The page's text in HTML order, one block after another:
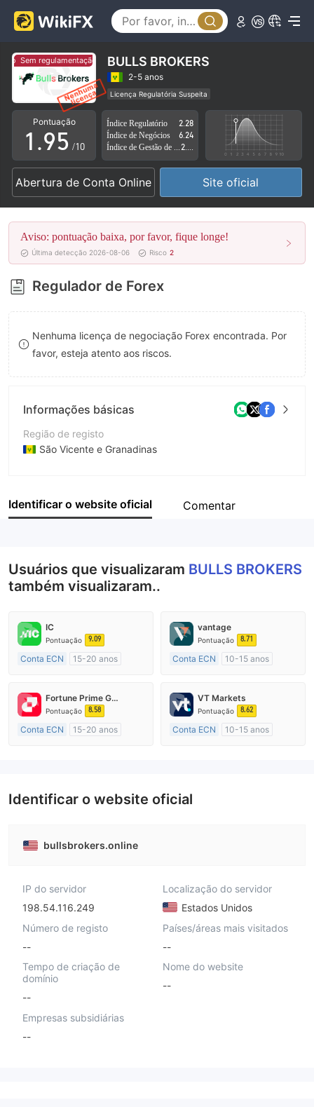
Sem regulamentação Sem regulamentação
BULLS BROKERS
2-5 anos
Licença Regulatória Suspeita
Região de negócios suspeita
Risco potencial alto
Pontuação
0
1
2
3
4
5
6
7
8
9
.
5
6
7
8
9
1
2
3
4
5
6
7
8
9
/10
Índice Regulatório
2.28
Índice de Negócios
6.24
Abertura de Conta Online Site oficial
Aviso: pontuação baixa, por favor, fique longe!
Última detecção 2026-08-06 Risco 2
Regulador de Forex
Nenhuma licença de negociação Forex encontrada. Por
favor, esteja atento aos riscos.
Informações básicas
Região de registo
São Vicente e Granadinas
Empresa
Identificar o website oficial Comentar
Usuários que visualizaram BULLS BROKERS
também visualizaram..
IC
Pontuação 9.09
Conta ECN
15-20 anos
Market Marketing (MM)
Etiqueta principal MT4
vantage
Pontuação 8.71
Conta ECN
10-15 anos
Market Marketing (MM)
Etiqueta principal MT4
Fortune Prime Global
Pontuação 8.58
Conta ECN
15-20 anos
VT Markets
Pontuação 8.62
Conta ECN
10-15 anos
Identificar o website oficial
bullsbrokers.online
IP do servidor
198.54.116.249
Localização do servidor
Estados Unidos
Número de registo
--
Países/áreas mais visitados
--
Tempo de criação de
domínio
--
Nome do website
--
Empresas subsidiárias
--